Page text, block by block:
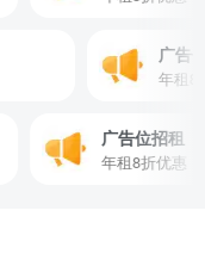
广
年
广告位招租
年租8折优惠